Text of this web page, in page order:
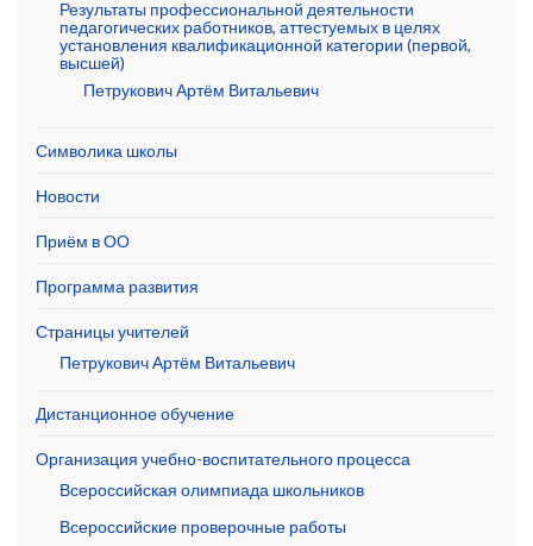
Результаты профессиональной деятельности
педагогических работников, аттестуемых в целях
установления квалификационной категории (первой,
высшей)
Петрукович Артём Витальевич
Символика школы
Новости
Приём в ОО
Программа развития
Страницы учителей
Петрукович Артём Витальевич
Дистанционное обучение
Организация учебно-воспитательного процесса
Всероссийская олимпиада школьников
Всероссийские проверочные работы